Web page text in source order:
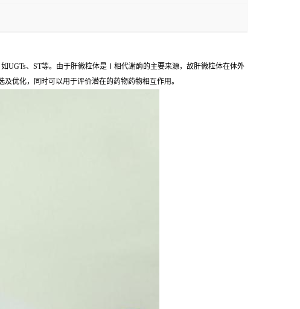
UGTs、ST等。由于肝微粒体是Ⅰ相代谢酶的主要来源，故肝微粒体在体外
优化，同时可以用于评价潜在的药物药物相互作用。